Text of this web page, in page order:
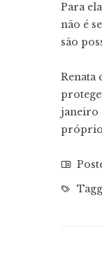
Para
não é
são
Renata
janeiro
próprio